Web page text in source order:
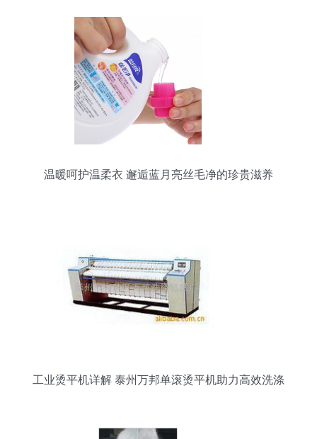
温暖呵护温柔衣 邂逅蓝月亮丝毛净的珍贵滋养
工业烫平机详解 泰州万邦单滚烫平机助力高效洗涤